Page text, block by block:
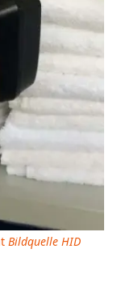
Bildquelle HID